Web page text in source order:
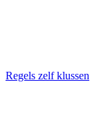
Regels zelf klussen